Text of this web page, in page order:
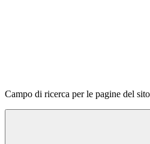
Campo di ricerca per le pagine del sito